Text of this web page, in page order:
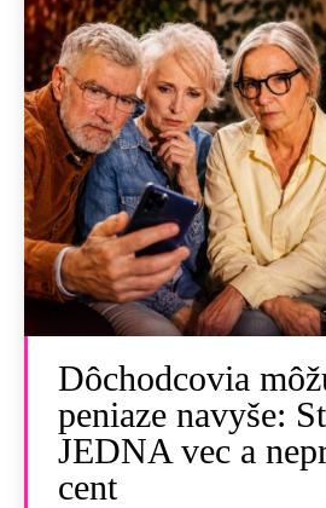
Dôchodcovia
peniaze navyše:
JEDNA vec a
cent